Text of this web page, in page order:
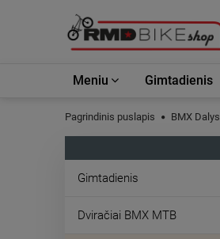
Meniu Gimtadienis
Pagrindinis puslapis BMX Dalys
Gimtadienis
Dviračiai BMX MTB